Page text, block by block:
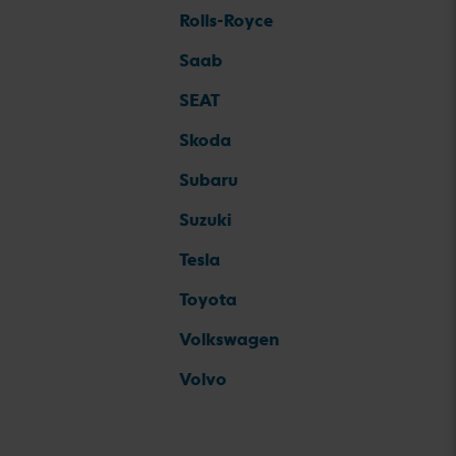
Rolls-Royce
Saab
SEAT
Skoda
Subaru
Suzuki
Tesla
Toyota
Volkswagen
Volvo